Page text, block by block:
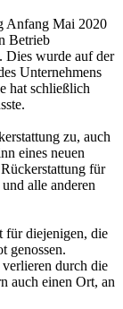
Anfang Mai 2020
Betrieb
Dies wurde auf der
Unternehmens
hat schließlich
zu, auch
eines neuen
für
alle anderen
für diejenigen, die
genossen.
durch die
auch einen Ort, an